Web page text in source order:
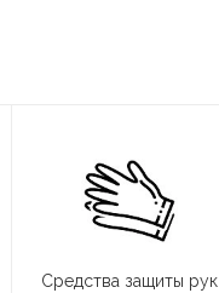
Средства защиты рук